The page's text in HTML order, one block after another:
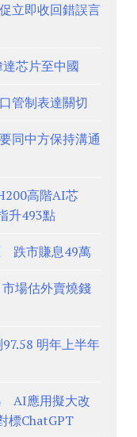
立即收回錯誤言
芯片至中國
管制表達關切
同中方保持溝通
高階AI芯
升493點
跌市賺息49萬
場估外賣燒錢
明年上半年
AI應用擬大改
標ChatGPT